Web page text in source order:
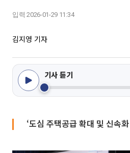
입력 2026-01-29 11:34
김지영 기자
기사 듣기
‘도심 주택공급 확대 및 신속